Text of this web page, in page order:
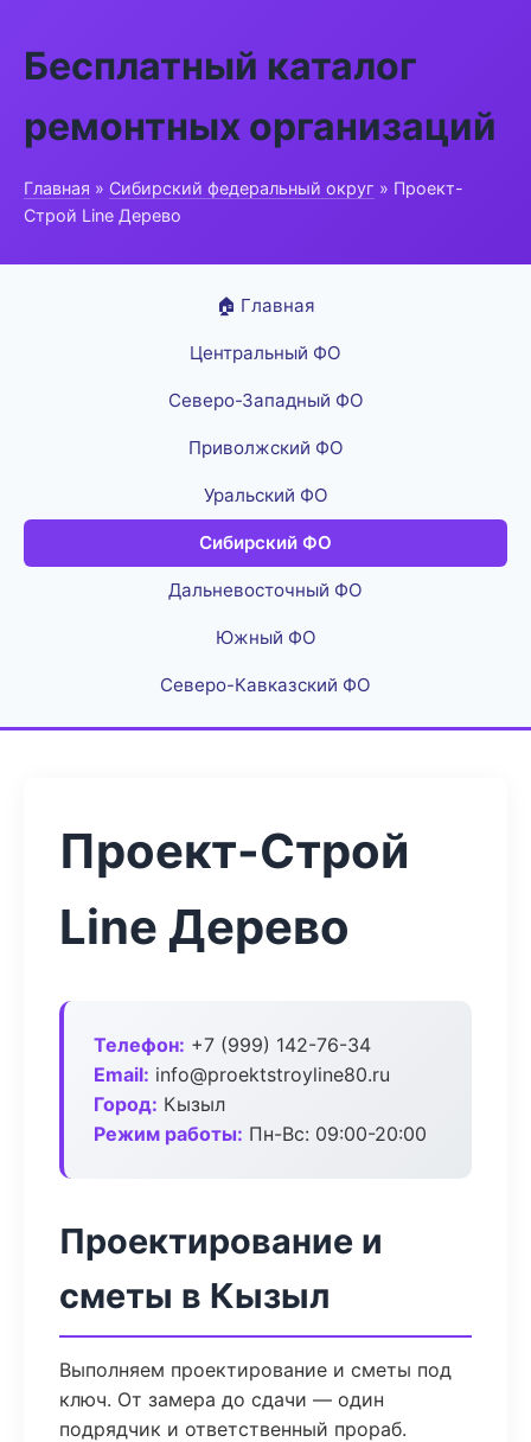
Бесплатный каталог
ремонтных организаций
Главная » Сибирский федеральный округ » Проект-
Строй Line Дерево
🏠 Главная
Центральный ФО
Северо-Западный ФО
Приволжский ФО
Уральский ФО
Сибирский ФО
Дальневосточный ФО
Южный ФО
Северо-Кавказский ФО
Проект-Строй
Line Дерево
Телефон: +7 (999) 142-76-34
Email: info@proektstroyline80.ru
Город: Кызыл
Режим работы: Пн-Вс: 09:00-20:00
Проектирование и
сметы в Кызыл
Выполняем проектирование и сметы под
ключ. От замера до сдачи — один
подрядчик и ответственный прораб.